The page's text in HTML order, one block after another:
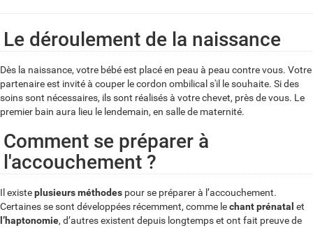
Le déroulement de la naissance
Dès la naissance, votre bébé est placé en peau à peau contre vous. Votre
partenaire est invité à couper le cordon ombilical s'il le souhaite. Si des
soins sont nécessaires, ils sont réalisés à votre chevet, près de vous. Le
premier bain aura lieu le lendemain, en salle de maternité.
Comment se préparer à
l'accouchement ?
Il existeplusieurs méthodes pour se préparer à l’accouchement.
Certaines se sont développées récemment, comme lechant prénatal et
l’haptonomie, d’autres existent depuis longtemps et ont fait preuve de